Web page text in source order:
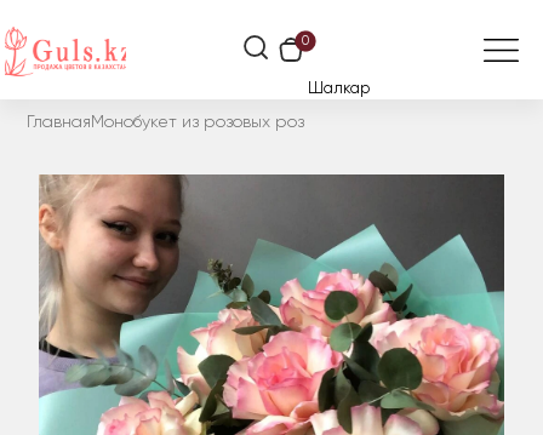
0
Шалкар
Главная Монобукет из розовых роз